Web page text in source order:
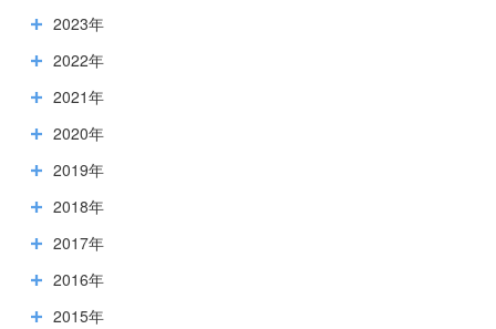
2023年
2022年
2021年
2020年
2019年
2018年
2017年
2016年
2015年